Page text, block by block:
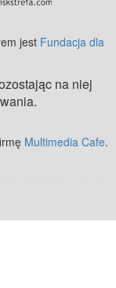
jest Fundacja dla
na niej
Multimedia Cafe.